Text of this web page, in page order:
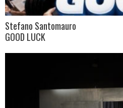
Stefano Santomauro
GOOD LUCK